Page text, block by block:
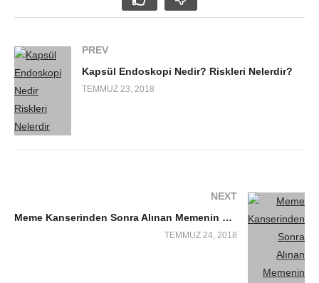
PREV
Kapsül Endoskopi Nedir? Riskleri Nelerdir?
TEMMUZ 23, 2018
NEXT
Meme Kanserinden Sonra Alınan Memenin Yerine Nasıl Meme Yapılabilir? 2018
TEMMUZ 24, 2018